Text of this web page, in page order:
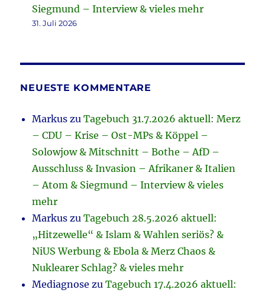
Siegmund – Interview & vieles mehr
31. Juli 2026
NEUESTE KOMMENTARE
Markus zuTagebuch 31.7.2026 aktuell: Merz
– CDU – Krise – Ost-MPs & Köppel –
Solowjow & Mitschnitt – Bothe – AfD –
Ausschluss & Invasion – Afrikaner & Italien
– Atom & Siegmund – Interview & vieles
mehr
Markus zuTagebuch 28.5.2026 aktuell:
„Hitzewelle“ & Islam & Wahlen seriös? &
NiUS Werbung & Ebola & Merz Chaos &
Nuklearer Schlag? & vieles mehr
Mediagnose zuTagebuch 17.4.2026 aktuell: